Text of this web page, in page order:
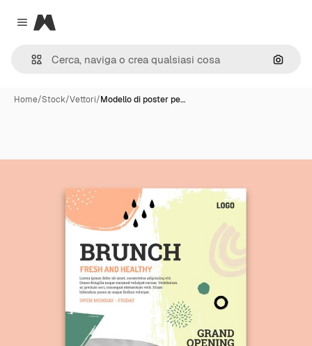
Close menu
Magnific
Cerca
Home/Stock/Vettori/Modello di poster pe…